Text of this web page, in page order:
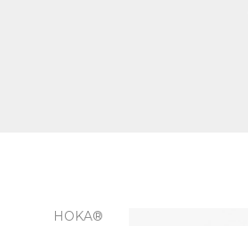
HOKA®